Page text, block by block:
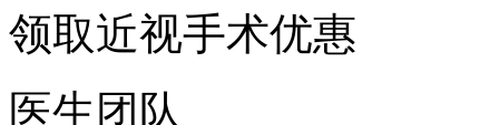
领取近视手术优惠
医生团队